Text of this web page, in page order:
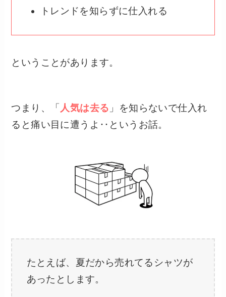
トレンドを知らずに仕入れる
ということがあります。
つまり、「 人気は去る 」を知らないで仕入れ
ると痛い目に遭うよ‥というお話。
たとえば、夏だから売れてるシャツが
あったとします。